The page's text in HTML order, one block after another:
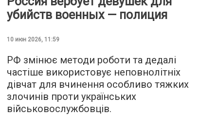
убийств военных — полиция
10 июн 2026, 11:59
РФ змінює методи роботи та дедалі
частіше використовує неповнолітніх
дівчат для вчинення особливо тяжких
злочинів проти українських
військовослужбовців.